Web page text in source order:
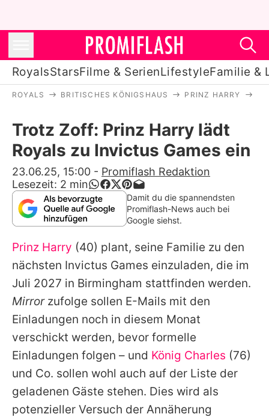
RoyalsStarsFilme & SerienLifestyleFamilie &
Stars
Filme & Serien
Lifestyle
Familie & Liebe
Alle Themen auf Promiflash
Jobs
App runterladen
Team
Redaktionelle Richtlinien
Impressum
ROYALS BRITISCHES KÖNIGSHAUS PRINZ HARRY
Trotz Zoff: Prinz Harry lädt
Royals zu Invictus Games ein
23.06.25, 15:00 - Promiflash Redaktion
Lesezeit: 2 min
Damit du die spannendsten
Promiflash-News auch bei
Google siehst.
Prinz Harry (40) plant, seine Familie zu den
nächsten Invictus Games einzuladen, die im
Juli 2027 in Birmingham stattfinden werden.
Mirrorzufolge sollen E-Mails mit den
Einladungen noch in diesem Monat
verschickt werden, bevor formelle
Einladungen folgen – und König Charles (76)
und Co. sollen wohl auch auf der Liste der
geladenen Gäste stehen. Dies wird als
potenzieller Versuch der Annäherung